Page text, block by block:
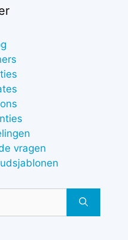
vragen